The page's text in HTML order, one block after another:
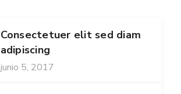
Consectetuer elit sed diam
adipiscing
junio 5, 2017